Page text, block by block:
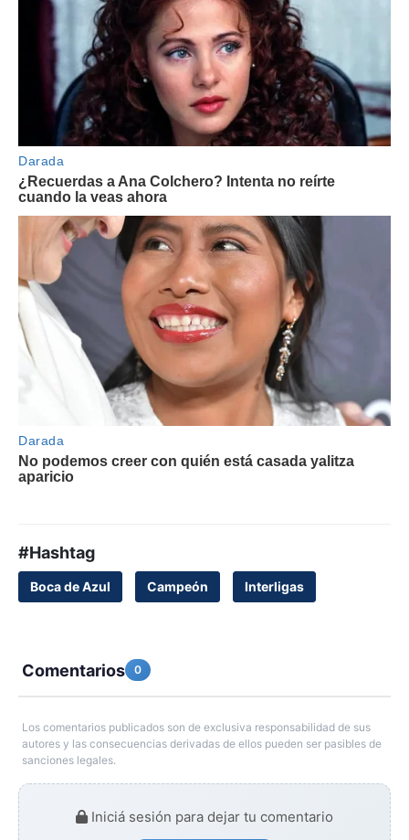
#Hashtag
Boca de Azul Campeón Interligas
Comentarios 0
Los comentarios publicados son de exclusiva responsabilidad de sus
autores y las consecuencias derivadas de ellos pueden ser pasibles de
sanciones legales.
Iniciá sesión para dejar tu comentario